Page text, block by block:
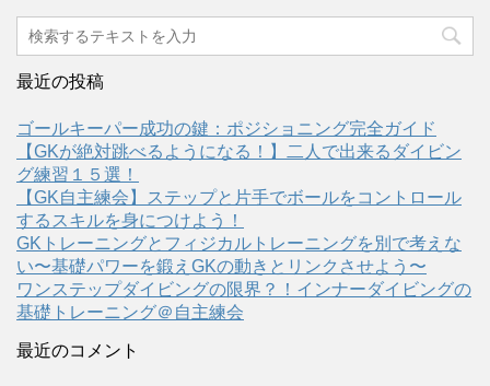
最近の投稿
ゴールキーパー成功の鍵：ポジショニング完全ガイド
【GKが絶対跳べるようになる！】二人で出来るダイビン
グ練習１５選！
【GK自主練会】ステップと片手でボールをコントロール
するスキルを身につけよう！
GKトレーニングとフィジカルトレーニングを別で考えな
い〜基礎パワーを鍛えGKの動きとリンクさせよう〜
ワンステップダイビングの限界？！インナーダイビングの
基礎トレーニング＠自主練会
最近のコメント